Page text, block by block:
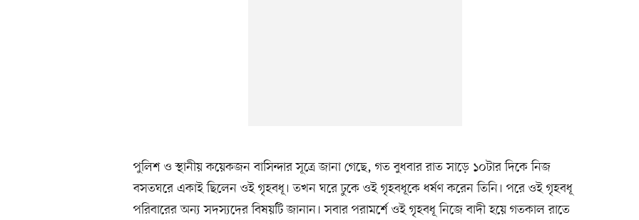
পুলিশ ও স্থানীয় কয়েকজন বাসিন্দার সূত্রে জানা গেছে, গত বুধবার রাত সাড়ে ১০টার দিকে নিজ
বসতঘরে একাই ছিলেন ওই গৃহবধূ। তখন ঘরে ঢুকে ওই গৃহবধূকে ধর্ষণ করেন তিনি। পরে ওই গৃহবধূ
পরিবারের অন্য সদস্যদের বিষয়টি জানান। সবার পরামর্শে ওই গৃহবধূ নিজে বাদী হয়ে গতকাল রাতে